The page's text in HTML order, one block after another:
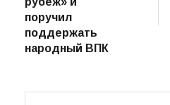
поручил
поддержать
народный ВПК